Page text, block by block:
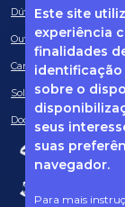
Este site
experiência
finalidades
identificação
sobre o
seus
suas
navegador.
Para mais
Dúvidas frequentes
Ouvidoria
Canal de Denúncias
Solicitação de
Documentos obrigatórios